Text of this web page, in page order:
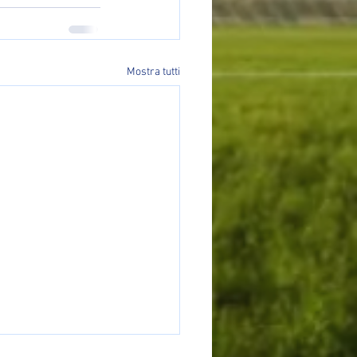
Mostra tutti